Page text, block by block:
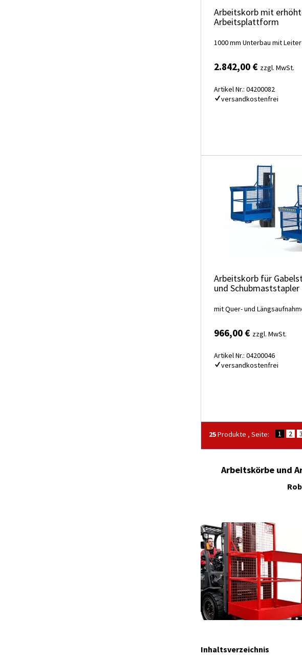
Arbeitskorb mit
Arbeitsplattform
1000 mm Unterbau mit Leiter
2.842,00 € zzgl. MwSt.
Artikel Nr.: 04200082
versandkostenfrei
Arbeitskorb für
und Schubmaststapler
mit Quer- und
966,00 € zzgl. MwSt.
Artikel Nr.: 04200046
versandkostenfrei
25Produkte , Seite: 1 2 3
Arbeitskörbe und
Inhaltsverzeichnis